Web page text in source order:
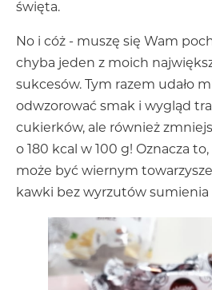
święta.
No i cóż - muszę się Wam
chyba jeden z moich
sukcesów. Tym razem udało
odwzorować smak i wygląd
cukierków, ale również
o 180 kcal w 100 g! Oznacza
może być wiernym
kawki bez wyrzutów sumienia